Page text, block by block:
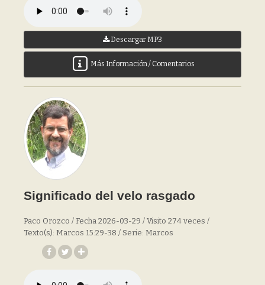
Descargar MP3
Más Información / Comentarios
Significado del velo rasgado
Paco Orozco / Fecha 2026-03-29 / Visito 274 veces /
Texto(s): Marcos 15:29-38 / Serie: Marcos